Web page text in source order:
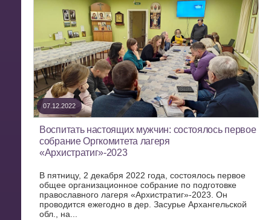
07.12.2022
Воспитать настоящих мужчин: состоялось первое
собрание Оргкомитета лагеря
«Архистратиг»-2023
В пятницу, 2 декабря 2022 года, состоялось первое
общее организационное собрание по подготовке
православного лагеря «Архистратиг»-2023. Он
проводится ежегодно в дер. Засурье Архангельской
обл., на...